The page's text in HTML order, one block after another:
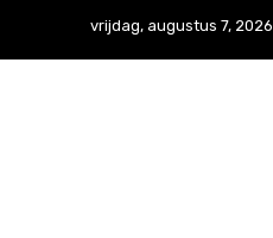
vrijdag, augustus 7, 2026